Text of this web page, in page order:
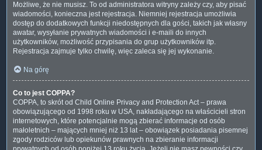
Możliwe, że nie musisz. To od administratora witryny zależy czy, aby pisać
wiadomości, konieczna jest rejestracja. Niemniej rejestracja umożliwia
dostęp do dodatkowych funkcji niedostępnych dla gości, takich jak własny
awatar, wysyłanie prywatnych wiadomości i e-maili do innych
użytkowników, możliwość przypisania do grup użytkowników itp.
Rejestracja zajmuje tylko chwilę, więc zaleca się jej wykonanie.
Na górę
Co to jest COPPA?
COPPA, to skrót od Child Online Privacy and Protection Act – prawa
obowiązującego od 1998 roku w USA, nakładającego na właścicieli stron
internetowych, które potencjalnie mogą zbierać informacje od osób
małoletnich – mających mniej niż 13 lat – obowiązek posiadania pisemnej
zgody rodziców lub opiekunów prawnych na zbieranie informacji